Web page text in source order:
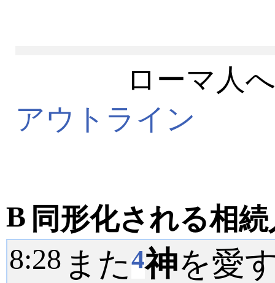
ローマ人
アウトライン
B 同形化される相
8:28 また4神を愛